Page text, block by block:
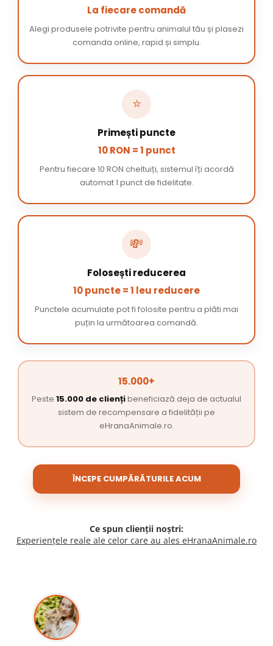
La fiecare comandă
Alegi produsele potrivite pentru animalul tău și plasezi
comanda online, rapid și simplu.
⭐
Primești puncte
10 RON = 1 punct
Pentru fiecare 10 RON cheltuiți, sistemul îți acordă
automat 1 punct de fidelitate.
💸
Folosești reducerea
10 puncte = 1 leu reducere
Punctele acumulate pot fi folosite pentru a plăti mai
puțin la următoarea comandă.
15.000+
Peste 15.000 de cliențibeneficiază deja de actualul
sistem de recompensare a fidelității pe
eHranaAnimale.ro.
ÎNCEPE CUMPĂRĂTURILE ACUM
Ce spun clienții noștri:
Experiențele reale ale celor care au ales eHranaAnimale.ro